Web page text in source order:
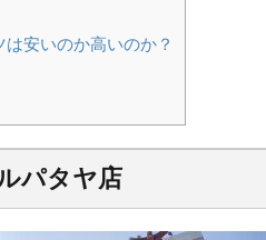
安いのか高いのか？
パタヤ店